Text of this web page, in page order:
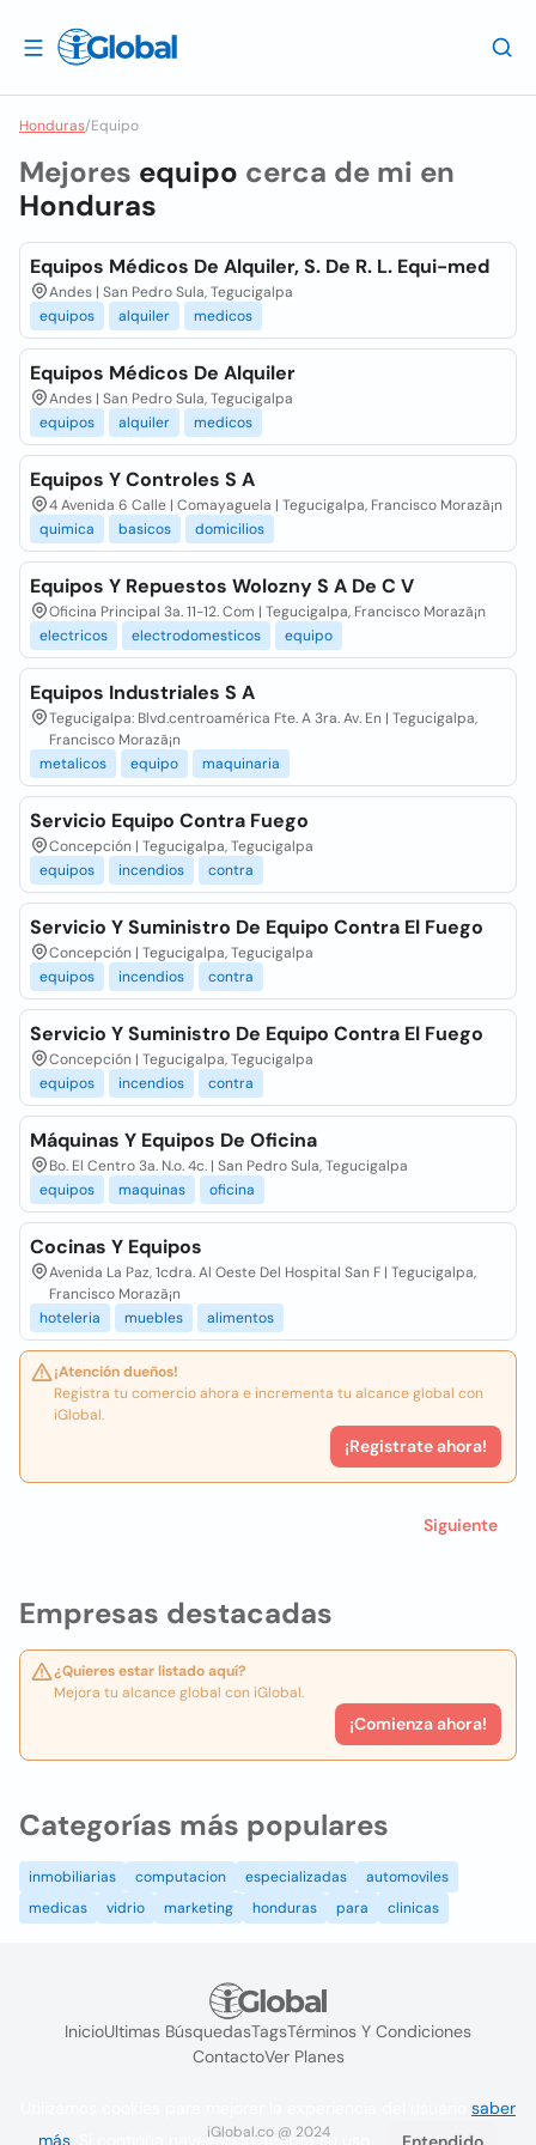
Honduras/Equipo
Empresas destacadas
¿Quieres estar listado aquí?
Mejora tu alcance global con iGlobal.
¡Comienza ahora!
Mejores equipo cerca de mi en
Honduras
Equipos Médicos De Alquiler, S. De R. L. Equi-med
Andes | San Pedro Sula, Tegucigalpa
equipos
alquiler medicos
Equipos Médicos De Alquiler
Andes | San Pedro Sula, Tegucigalpa
equipos
alquiler medicos
Equipos Y Controles S A
4 Avenida 6 Calle | Comayaguela | Tegucigalpa, Francisco Morazã¡n
quimica
basicos domicilios
Equipos Y Repuestos Wolozny S A De C V
Oficina Principal 3a. 11-12. Com | Tegucigalpa, Francisco Morazã¡n
electricos
electrodomesticos equipo
Equipos Industriales S A
Tegucigalpa: Blvd.centroamérica Fte. A 3ra. Av. En | Tegucigalpa,
Francisco Morazã¡n
metalicos
equipo maquinaria
Servicio Equipo Contra Fuego
Concepción | Tegucigalpa, Tegucigalpa
equipos
incendios contra
Servicio Y Suministro De Equipo Contra El Fuego
Concepción | Tegucigalpa, Tegucigalpa
equipos
incendios contra
Servicio Y Suministro De Equipo Contra El Fuego
Concepción | Tegucigalpa, Tegucigalpa
equipos
incendios contra
Máquinas Y Equipos De Oficina
Bo. El Centro 3a. N.o. 4c. | San Pedro Sula, Tegucigalpa
equipos
maquinas oficina
Cocinas Y Equipos
Avenida La Paz, 1cdra. Al Oeste Del Hospital San F | Tegucigalpa,
Francisco Morazã¡n
hoteleria
muebles alimentos
¡Atención dueños!
Registra tu comercio ahora e incrementa tu alcance global con
iGlobal.
¡Registrate ahora!
Siguiente
Categorías más populares
inmobiliarias computacion especializadas
automoviles
medicas
vidrio marketing honduras para clinicas
InicioUltimas BúsquedasTagsTérminos Y Condiciones
ContactoVer Planes
iGlobal.co @ 2024
saber
más . Si continúa navegando acepta su uso.